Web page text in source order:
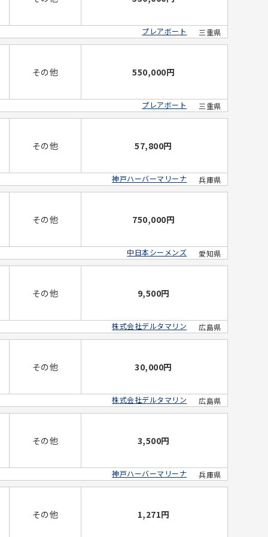
三重県
プレアボート
その他 550,000円
三重県
プレアボート
その他 57,800円
兵庫県
神戸ハーバーマリーナ
その他 750,000円
愛知県
中日本シーメンズ
その他 9,500円
広島県
株式会社デルタマリン
その他 30,000円
広島県
株式会社デルタマリン
その他 3,500円
兵庫県
神戸ハーバーマリーナ
その他 1,271円